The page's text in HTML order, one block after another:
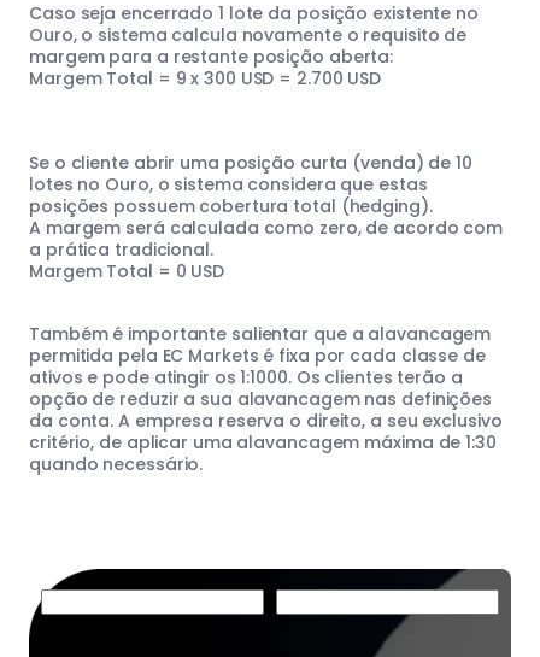
Caso seja encerrado 1 lote da posição existente no
Ouro, o sistema calcula novamente o requisito de
margem para a restante posição aberta:
Margem Total = 9 x 300 USD = 2.700 USD
Se o cliente abrir uma posição curta (venda) de 10
lotes no Ouro, o sistema considera que estas
posições possuem cobertura total (hedging).
A margem será calculada como zero, de acordo com
a prática tradicional.
Margem Total = 0 USD
Também é importante salientar que a alavancagem
permitida pela EC Markets é fixa por cada classe de
ativos e pode atingir os 1:1000. Os clientes terão a
opção de reduzir a sua alavancagem nas definições
da conta. A empresa reserva o direito, a seu exclusivo
critério, de aplicar uma alavancagem máxima de 1:30
quando necessário.